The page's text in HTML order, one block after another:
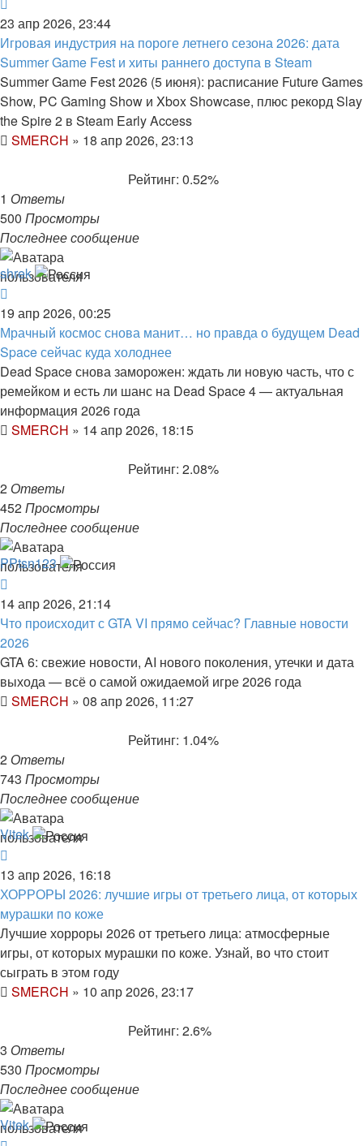
23 апр 2026, 23:44
Игровая индустрия на пороге летнего сезона 2026: дата
Summer Game Fest и хиты раннего доступа в Steam
Summer Game Fest 2026 (5 июня): расписание Future Games
Show, PC Gaming Show и Xbox Showcase, плюс рекорд Slay
the Spire 2 в Steam Early Access
SMERCH » 18 апр 2026, 23:13
Рейтинг: 0.52%
1 Ответы
500 Просмотры
Последнее сообщение
shrek
19 апр 2026, 00:25
Мрачный космос снова манит… но правда о будущем Dead
Space сейчас куда холоднее
Dead Space снова заморожен: ждать ли новую часть, что с
ремейком и есть ли шанс на Dead Space 4 — актуальная
информация 2026 года
SMERCH » 14 апр 2026, 18:15
Рейтинг: 2.08%
2 Ответы
452Просмотры
Последнее сообщение
PPtsn123
14 апр 2026, 21:14
Что происходит с GTA VI прямо сейчас? Главные новости
2026
GTA 6: свежие новости, AI нового поколения, утечки и дата
выхода — всё о самой ожидаемой игре 2026 года
SMERCH » 08 апр 2026, 11:27
Рейтинг: 1.04%
2 Ответы
743 Просмотры
Последнее сообщение
Vitek
13 апр 2026, 16:18
ХОРРОРЫ 2026: лучшие игры от третьего лица, от которых
мурашки по коже
Лучшие хорроры 2026 от третьего лица: атмосферные
игры, от которых мурашки по коже. Узнай, во что стоит
сыграть в этом году
SMERCH » 10 апр 2026, 23:17
Рейтинг: 2.6%
3 Ответы
530 Просмотры
Последнее сообщение
Vitek